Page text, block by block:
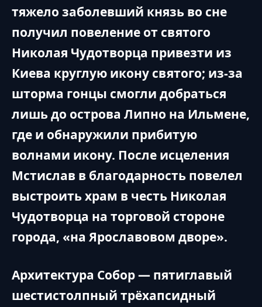
тяжело заболевший князь во сне
получил повеление от святого
Николая Чудотворца привезти из
Киева круглую икону святого; из-за
шторма гонцы смогли добраться
лишь до острова Липно на Ильмене,
где и обнаружили прибитую
волнами икону. После исцеления
Мстислав в благодарность повелел
выстроить храм в честь Николая
Чудотворца на торговой стороне
города, «на Ярославовом дворе».
Архитектура Собор — пятиглавый
шестистолпный трёхапсидный